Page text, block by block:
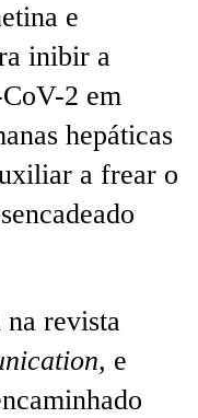
e
inibir a
2 em
hepáticas
a frear o
revista
e